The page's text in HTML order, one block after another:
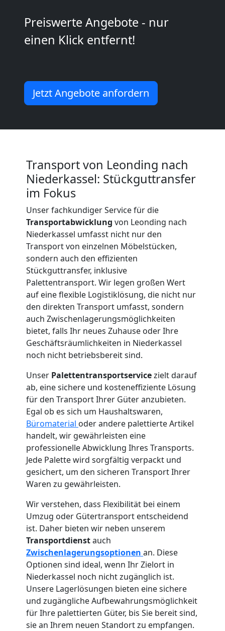
Preiswerte Angebote - nur
einen Klick entfernt!
Jetzt Angebote anfordern
Transport von Leonding nach
Niederkassel: Stückguttransfer
im Fokus
Unser fachkundiger Service für die
Transportabwicklung von Leonding nach
Niederkassel umfasst nicht nur den
Transport von einzelnen Möbelstücken,
sondern auch den effizienten
Stückguttransfer, inklusive
Palettentransport. Wir legen großen Wert
auf eine flexible Logistiklösung, die nicht nur
den direkten Transport umfasst, sondern
auch Zwischenlagerungsmöglichkeiten
bietet, falls Ihr neues Zuhause oder Ihre
Geschäftsräumlichkeiten in Niederkassel
noch nicht betriebsbereit sind.
Unser Palettentransportservicezielt darauf
ab, eine sichere und kosteneffiziente Lösung
für den Transport Ihrer Güter anzubieten.
Egal ob es sich um Haushaltswaren,
Büromaterial oder andere palettierte Artikel
handelt, wir gewährleisten eine
professionelle Abwicklung Ihres Transports.
Jede Palette wird sorgfältig verpackt und
gesichert, um den sicheren Transport Ihrer
Waren zu gewährleisten.
Wir verstehen, dass Flexibilität bei einem
Umzug oder Gütertransport entscheidend
ist. Daher bieten wir neben unserem
Transportdienstauch
Zwischenlagerungsoptionen an. Diese
Optionen sind ideal, wenn Ihr Zielort in
Niederkassel noch nicht zugänglich ist.
Unsere Lagerlösungen bieten eine sichere
und zugängliche Aufbewahrungsmöglichkeit
für Ihre palettierten Güter, bis Sie bereit sind,
sie an Ihrem neuen Standort zu empfangen.
Möbeltransport
Beiladung
International
Internationaler
Umzug
Nationaler
Umzug